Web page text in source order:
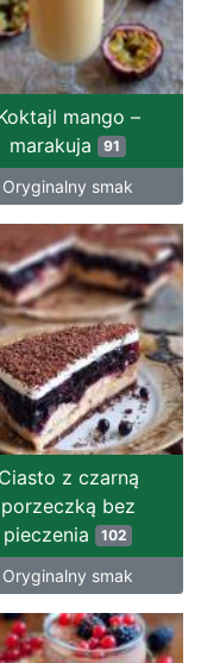
mango –
marakuja 91
Oryginalny smak
Ciasto z czarną
porzeczką bez
pieczenia
102
Oryginalny smak